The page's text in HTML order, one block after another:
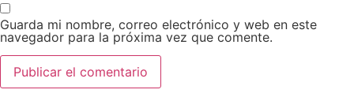
Guarda mi nombre, correo electrónico y web en este
navegador para la próxima vez que comente.